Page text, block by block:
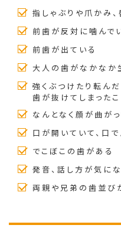
指しゃぶりや爪かみ
前歯が反対に噛んで
前歯が出ている
大人の歯がなかなか
強くぶつけたり転んだ
歯が抜けてしまった
なんとなく顔が曲が
口が開いていて、口
でこぼこの歯がある
発音、話し方が気にな
両親や兄弟の歯並び